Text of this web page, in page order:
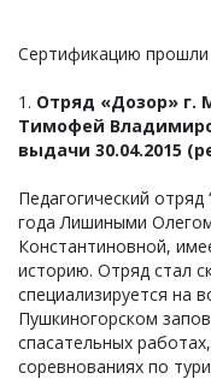
Сертификацию
1. Отряд «Дозор» г.
Тимофей
выдачи 30.04.2015
Педагогический отряд
года Лишиными
Константиновной,
историю. Отряд стал
специализируется на
Пушкиногорском
спасательных
соревнованиях по